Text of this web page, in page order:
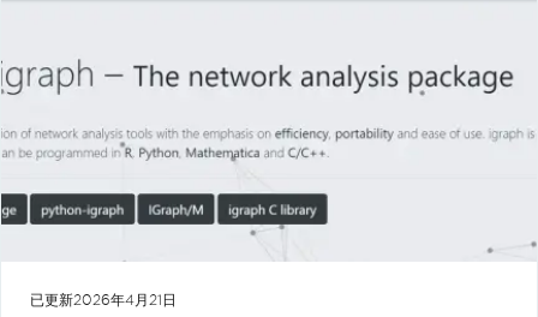
已更新2026年4月21日